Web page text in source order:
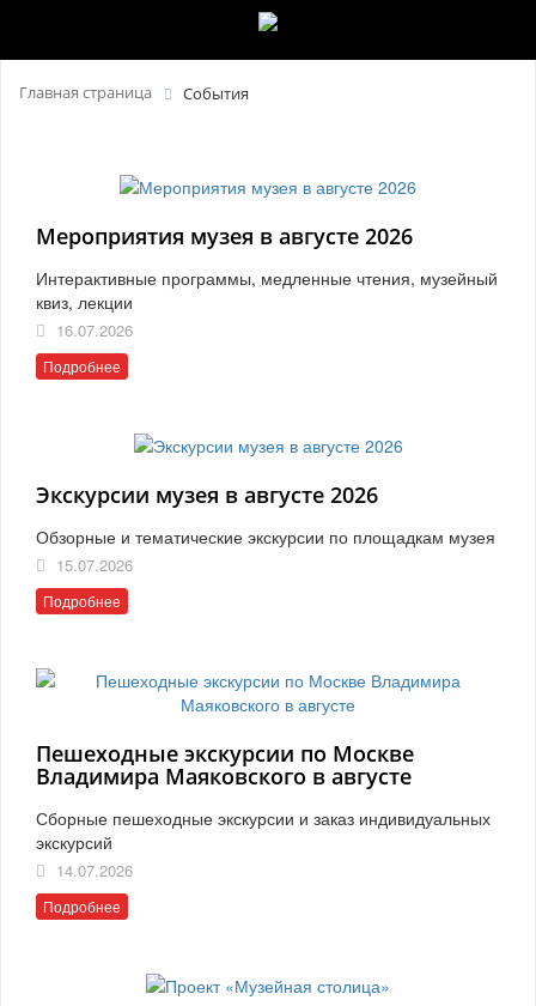
Главная страница События
Мероприятия музея в августе 2026
Интерактивные программы, медленные чтения, музейный
квиз, лекции
16.07.2026
Подробнее
Экскурсии музея в августе 2026
Обзорные и тематические экскурсии по площадкам музея
15.07.2026
Подробнее
Пешеходные экскурсии по Москве
Владимира Маяковского в августе
Сборные пешеходные экскурсии и заказ индивидуальных
экскурсий
14.07.2026
Подробнее